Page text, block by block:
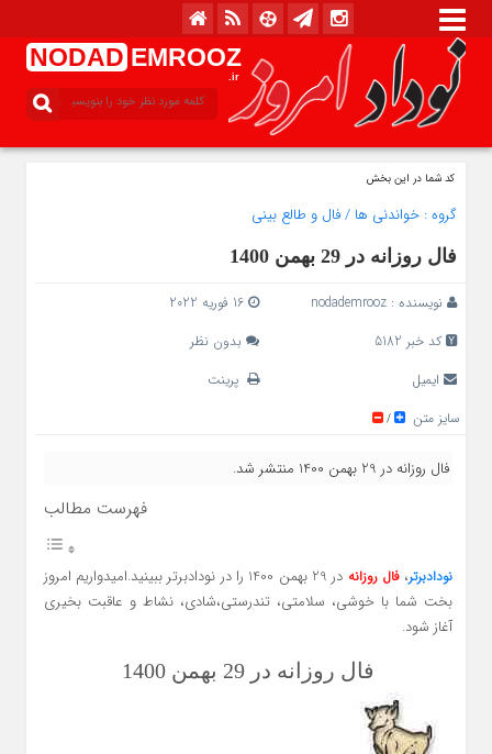
NODAD EMROOZ
.ir
کد شما در این بخش
گروه : خواندنی ها /فال و طالع بینی
فال روزانه در 29 بهمن 1400
نویسنده : nodademrooz
16 فوریه 2022
کد خبر 5182
بدون نظر
ایمیل
پرینت
سایز متن
/
فال روزانه در 29 بهمن 1400 منتشر شد.
فهرست مطالب
نودادبرتر،فال روزانه
در 29 بهمن 1400 را در نودادبرتر ببینید.امیدواریم امروز
بخت شما با خوشی، سلامتی، تندرستی،شادی، نشاط و عاقبت بخیری
آغاز شود.
فال روزانه در 29 بهمن 1400